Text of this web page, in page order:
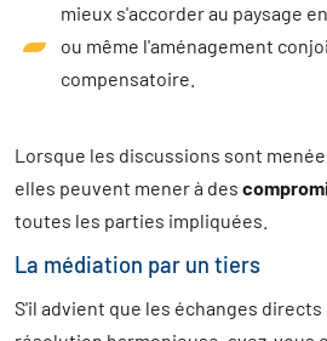
mieux s'accorder au paysage
ou même l'aménagement
compensatoire.
Lorsque les discussions sont
elles peuvent mener à des
toutes les parties impliquées.
La médiation par un tiers
S'il advient que les échanges